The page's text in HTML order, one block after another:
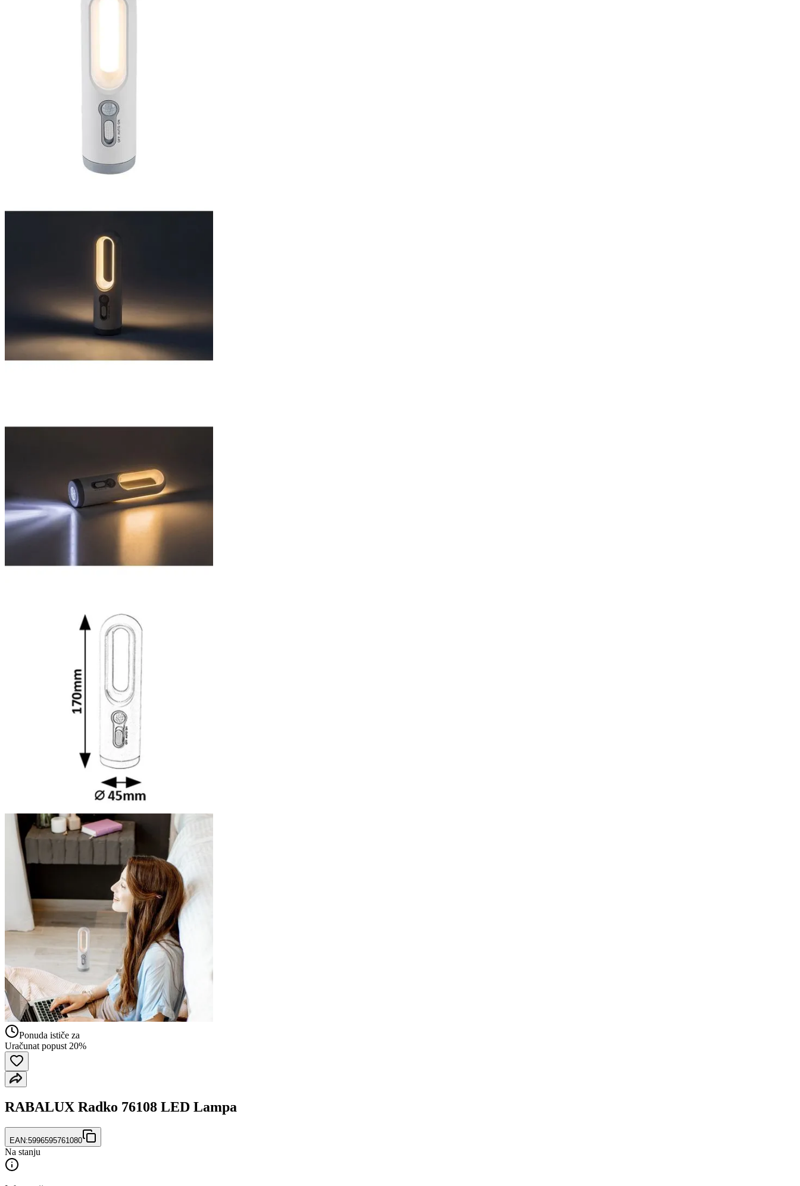
Ponuda ističe za
Uračunat popust 20%
RABALUX Radko 76108 LED Lampa
EAN:5996595761080
Na stanju